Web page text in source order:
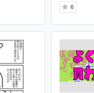
ださる皆さんに伝えた
いもの食べさせてあげた
6